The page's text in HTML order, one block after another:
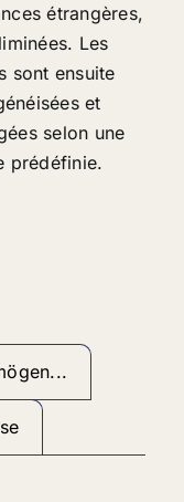
étrangères,
Les
sont ensuite
et
selon une
prédéfinie.